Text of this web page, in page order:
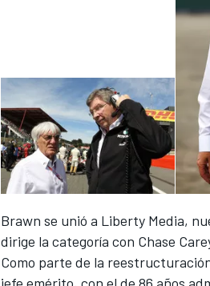
NASCAR CUP
Brawn se unió a Liberty Media,
dirige la categoría con Chase
Como parte de la